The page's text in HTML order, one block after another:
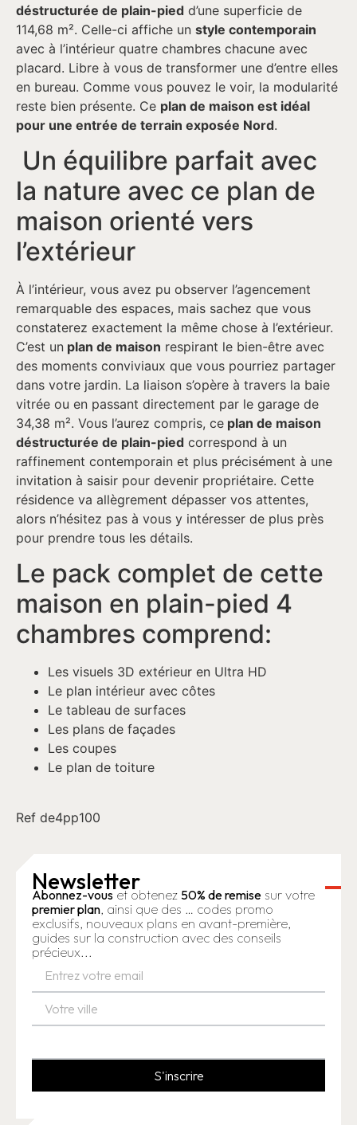
déstructurée de plain-pied d’une superficie de
114,68 m². Celle-ci affiche un style contemporain
avec à l’intérieur quatre chambres chacune avec
placard. Libre à vous de transformer une d’entre elles
en bureau. Comme vous pouvez le voir, la modularité
reste bien présente. Ce plan de maison est idéal
pour une entrée de terrain exposée Nord.
Un équilibre parfait avec
la nature avec ce plan de
maison orienté vers
l’extérieur
À l’intérieur, vous avez pu observer l’agencement
remarquable des espaces, mais sachez que vous
constaterez exactement la même chose à l’extérieur.
C’est un plan de maison respirant le bien-être avec
des moments conviviaux que vous pourriez partager
dans votre jardin. La liaison s’opère à travers la baie
vitrée ou en passant directement par le garage de
34,38 m². Vous l’aurez compris, ce plan de maison
déstructurée de plain-pied correspond à un
raffinement contemporain et plus précisément à une
invitation à saisir pour devenir propriétaire. Cette
résidence va allègrement dépasser vos attentes,
alors n’hésitez pas à vous y intéresser de plus près
pour prendre tous les détails.
Le pack complet de cette
maison en plain-pied 4
chambres comprend:
Les visuels 3D extérieur en Ultra HD
Le plan intérieur avec côtes
Le tableau de surfaces
Les plans de façades
Les coupes
Le plan de toiture
Ref de4pp100
Newsletter
Abonnez-vous et obtenez 50% de remise sur votre
premier plan, ainsi que des … codes promo
exclusifs, nouveaux plans en avant-première,
guides sur la construction avec des conseils
précieux...
S'inscrire